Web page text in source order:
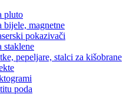
pluto
bijele, magnetne
pokazivači
staklene
pepeljare, stalci za kišobrane
poda